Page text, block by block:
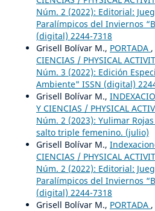
Núm. 2 (2022): Editorial:
Paralímpicos del Inviernos
(digital) 2244-7318
Grisell Bolívar M., PORTADA ,
CIENCIAS / PHYSICAL
Núm. 3 (2022): Edición
Ambiente" ISSN (digital)
Grisell Bolívar M.,
Y CIENCIAS / PHYSICAL
Núm. 2 (2023): Yulimar
salto triple femenino. (julio)
Grisell Bolívar M.,
CIENCIAS / PHYSICAL
Núm. 2 (2022): Editorial:
Paralímpicos del Inviernos
(digital) 2244-7318
Grisell Bolívar M., PORTADA ,